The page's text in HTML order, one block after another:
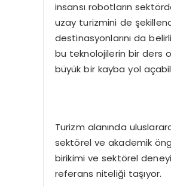
insansı robotların
uzay turizmini de
destinasyonlarını da
bu teknolojilerin bir ders
büyük bir kayba yol
Turizm alanında
sektörel ve akademik
birikimi ve sektörel
referans niteliği taşıyor.